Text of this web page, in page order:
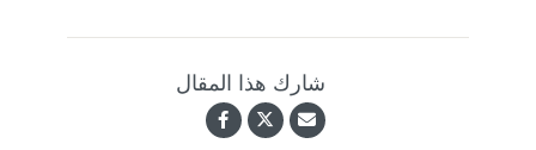
شارك هذا المقال